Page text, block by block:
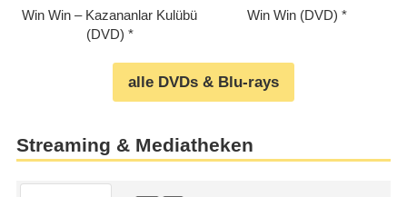
Win Win – Kazananlar Kulübü
(DVD)
Win Win (DVD)
alle DVDs & Blu-rays
Streaming & Mediatheken